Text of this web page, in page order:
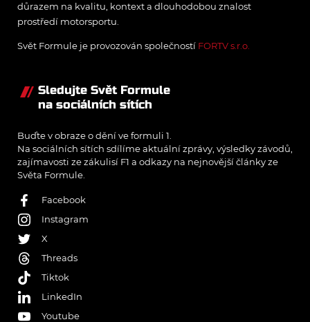
důrazem na kvalitu, kontext a dlouhodobou znalost
prostředí motorsportu.
Svět Formule je provozován společností FORTV s.r.o.
Sledujte Svět Formule
na sociálních sítích
Buďte v obraze o dění ve formuli 1.
Na sociálních sítích sdílíme aktuální zprávy, výsledky závodů,
zajímavosti ze zákulisí F1 a odkazy na nejnovější články ze
Světa Formule.
Facebook
Instagram
X
Threads
Tiktok
LinkedIn
Youtube